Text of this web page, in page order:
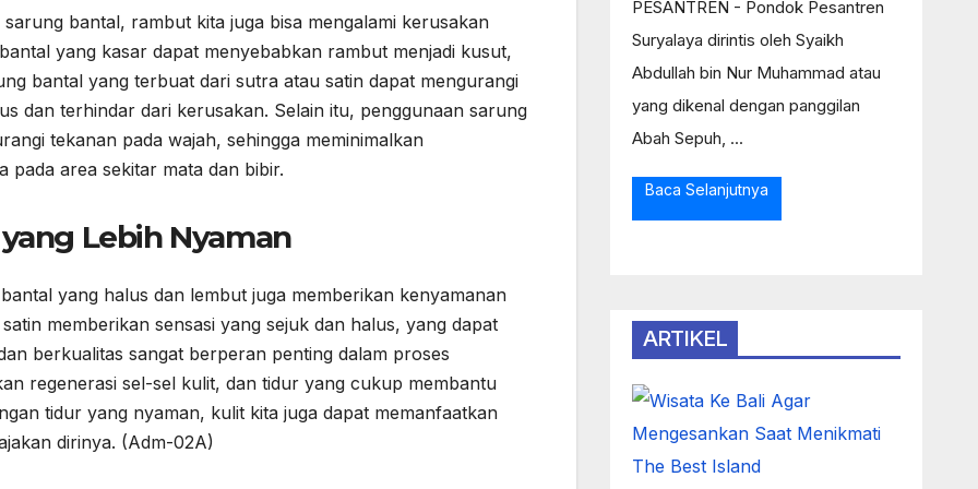
bantal, rambut kita juga bisa mengalami kerusakan
yang kasar dapat menyebabkan rambut menjadi kusut,
bantal yang terbuat dari sutra atau satin dapat mengurangi
dan terhindar dari kerusakan. Selain itu, penggunaan sarung
tekanan pada wajah, sehingga meminimalkan
area sekitar mata dan bibir.
Lebih Nyaman
yang halus dan lembut juga memberikan kenyamanan
memberikan sensasi yang sejuk dan halus, yang dapat
berkualitas sangat berperan penting dalam proses
regenerasi sel-sel kulit, dan tidur yang cukup membantu
tidur yang nyaman, kulit kita juga dapat memanfaatkan
dirinya. (Adm-02A)
PESANTREN - Pondok Pesantren
Suryalaya dirintis oleh Syaikh
Abdullah bin Nur Muhammad atau
yang dikenal dengan panggilan
Abah Sepuh, ...
Baca Selanjutnya
ARTIKEL